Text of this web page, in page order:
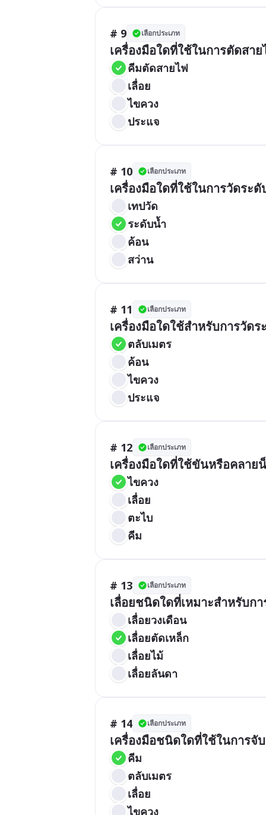
# 9 เลือกประเภท
เครื่องมือใดที่ใช้ในการตัดสาย
คีมตัดสายไฟ
เลื่อย
ไขควง
ประแจ
# 10 เลือกประเภท
เครื่องมือใดที่ใช้ในการวัดระดั
เทปวัด
ระดับน้ำ
ค้อน
สว่าน
# 11 เลือกประเภท
เครื่องมือใดใช้สำหรับการวัดร
ตลับเมตร
ค้อน
ไขควง
ประแจ
# 12 เลือกประเภท
เครื่องมือใดที่ใช้ขันหรือคลาย
ไขควง
เลื่อย
ตะไบ
คีม
# 13 เลือกประเภท
เลื่อยชนิดใดที่เหมาะสำหรับก
เลื่อยวงเดือน
เลื่อยตัดเหล็ก
เลื่อยไม้
เลื่อยลันดา
# 14 เลือกประเภท
เครื่องมือชนิดใดที่ใช้ในการจั
คีม
ตลับเมตร
เลื่อย
ไขควง